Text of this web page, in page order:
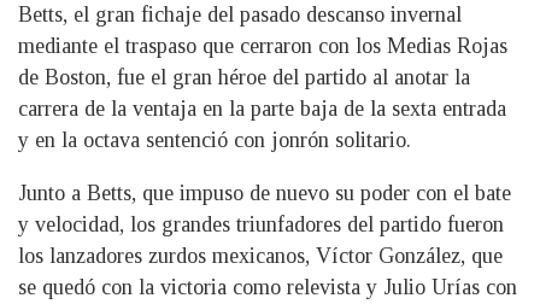
Betts, el gran fichaje del pasado descanso invernal
mediante el traspaso que cerraron con los Medias Rojas
de Boston, fue el gran héroe del partido al anotar la
carrera de la ventaja en la parte baja de la sexta entrada
y en la octava sentenció con jonrón solitario.
Junto a Betts, que impuso de nuevo su poder con el bate
y velocidad, los grandes triunfadores del partido fueron
los lanzadores zurdos mexicanos, Víctor González, que
se quedó con la victoria como relevista y Julio Urías con